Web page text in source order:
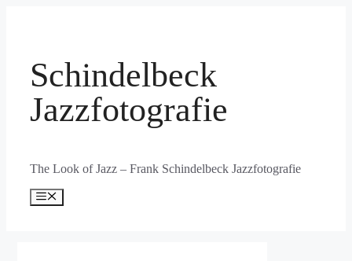
Schindelbeck
Jazzfotografie
The Look of Jazz – Frank Schindelbeck Jazzfotografie
Menü